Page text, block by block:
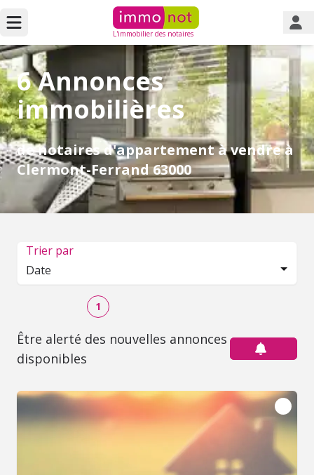
L'immobilier des notaires
6 Annonces
immobilières
de notaires d'appartement à vendre à
Clermont-Ferrand 63000
Trier par
Date
1
Être alerté des nouvelles annonces
disponibles